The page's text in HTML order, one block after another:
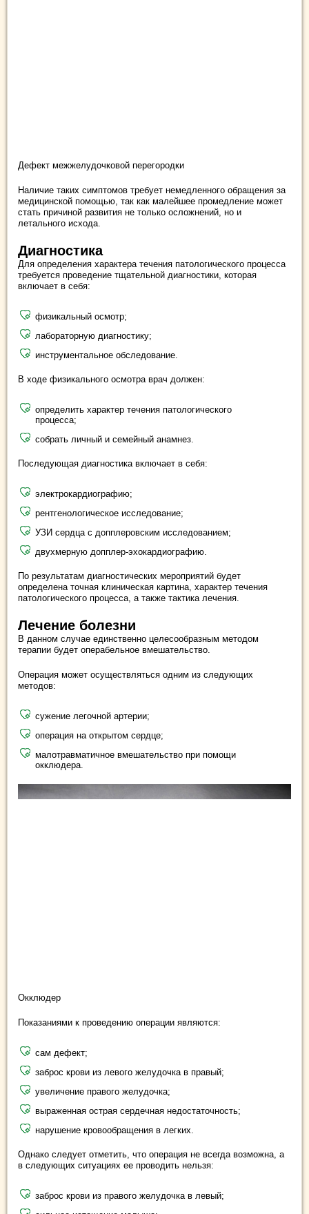
Дефект межжелудочковой перегородки
Наличие таких симптомов требует немедленного обращения за
медицинской помощью, так как малейшее промедление может
стать причиной развития не только осложнений, но и
летального исхода.
Диагностика
Для определения характера течения патологического процесса
требуется проведение тщательной диагностики, которая
включает в себя:
физикальный осмотр;
лабораторную диагностику;
инструментальное обследование.
В ходе физикального осмотра врач должен:
определить характер течения патологического
процесса;
собрать личный и семейный анамнез.
Последующая диагностика включает в себя:
электрокардиографию;
рентгенологическое исследование;
УЗИ сердца с допплеровским исследованием;
двухмерную допплер-эхокардиографию.
По результатам диагностических мероприятий будет
определена точная клиническая картина, характер течения
патологического процесса, а также тактика лечения.
Лечение болезни
В данном случае единственно целесообразным методом
терапии будет операбельное вмешательство.
Операция может осуществляться одним из следующих
методов:
сужение легочной артерии;
операция на открытом сердце;
малотравматичное вмешательство при помощи
окклюдера.
Окклюдер
Показаниями к проведению операции являются:
сам дефект;
заброс крови из левого желудочка в правый;
увеличение правого желудочка;
выраженная острая сердечная недостаточность;
нарушение кровообращения в легких.
Однако следует отметить, что операция не всегда возможна, а
в следующих ситуациях ее проводить нельзя:
заброс крови из правого желудочка в левый;